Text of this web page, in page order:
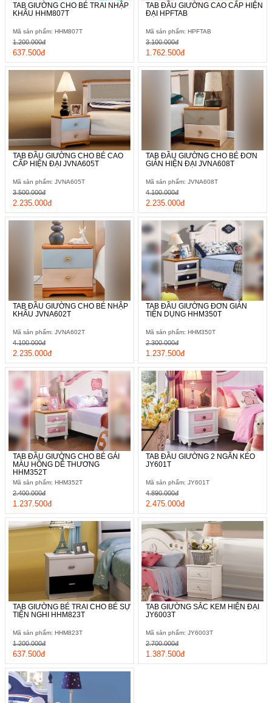
TAB GIƯỜNG CHO BÉ TRAI NHẬP
KHẨU HHM807T
Mã sản phẩm: HHM807T
637.500đ
1.200.000đ
TAB ĐẦU GIƯỜNG CAO CẤP HIỆN
ĐẠI HPFTAB
Mã sản phẩm: HPFTAB
1.762.500đ
3.100.000đ
TAB ĐẦU GIƯỜNG CHO BÉ CAO
CẤP HIỆN ĐẠI JVNA605T
Mã sản phẩm: JVNA605T
2.235.000đ
3.500.000đ
TAB ĐẦU GIƯỜNG CHO BÉ ĐƠN
GIẢN HIỆN ĐẠI JVNA608T
Mã sản phẩm: JVNA608T
2.235.000đ
4.100.000đ
TAB ĐẦU GIƯỜNG CHO BÉ NHẬP
KHẨU JVNA602T
Mã sản phẩm: JVNA602T
2.235.000đ
4.100.000đ
TAB ĐẦU GIƯỜNG ĐƠN GIẢN
TIỆN DỤNG HHM350T
Mã sản phẩm: HHM350T
1.237.500đ
2.300.000đ
TAB ĐẦU GIƯỜNG CHO BÉ GÁI
MÀU HỒNG DỄ THƯƠNG
HHM352T
Mã sản phẩm: HHM352T
1.237.500đ
2.400.000đ
TAB ĐẦU GIƯỜNG 2 NGĂN KÉO
JY601T
Mã sản phẩm: JY601T
2.475.000đ
4.890.000đ
TAB GIƯỜNG BÉ TRAI CHO BÉ SỰ
TIỆN NGHI HHM823T
Mã sản phẩm: HHM823T
637.500đ
1.200.000đ
TAB GIƯỜNG SẮC KEM HIỆN ĐẠI
JY6003T
Mã sản phẩm: JY6003T
1.387.500đ
2.700.000đ